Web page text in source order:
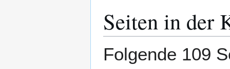
Seiten in der
Folgende 109